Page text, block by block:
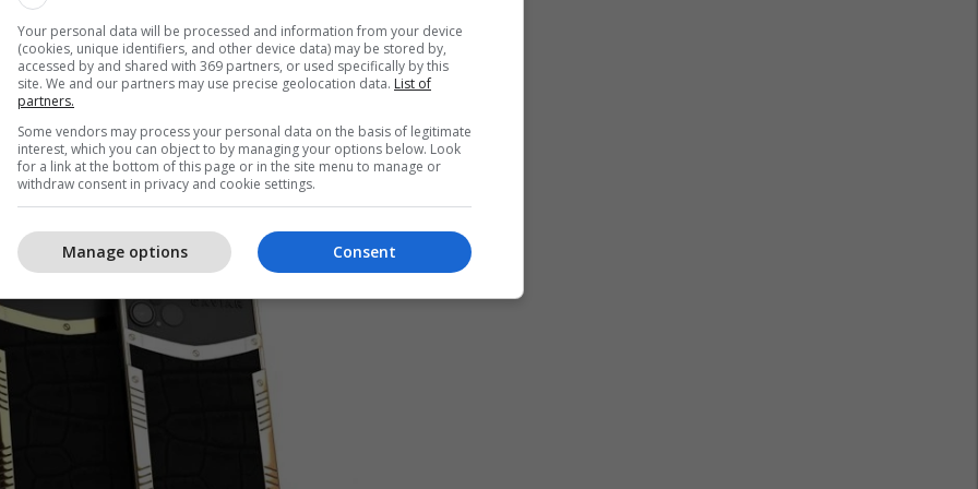
iPhone i artë reklamohet si "magjepsës" dhe
vëmendjen".
pak më pak para për një iPhone 12
të merrni një variant me lëkurë krokodili në vend
për 5,000 dollarë./Telegrafi/
Your personal data will be processed and information from your device
(cookies, unique identifiers, and other device data) may be stored by,
accessed by and shared with 369 partners, or used specifically by this
site. We and our partners may use precise geolocation data. List of
partners.
Some vendors may process your personal data on the basis of legitimate
interest, which you can object to by managing your options below. Look
for a link at the bottom of this page or in the site menu to manage or
withdraw consent in privacy and cookie settings.
Consent
Manage options